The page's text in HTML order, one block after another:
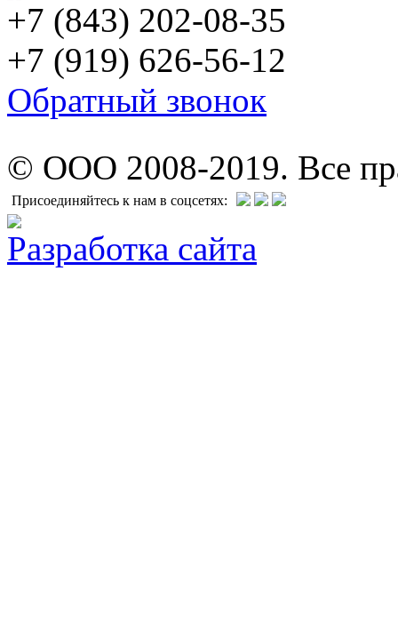
+7 (843) 202-08-35
+7 (919) 626-56-12
Обратный звонок
© ООО 2008-2019. Все
Присоединяйтесь к нам в соцсетях:
Разработка сайта